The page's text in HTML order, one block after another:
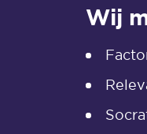
Wij